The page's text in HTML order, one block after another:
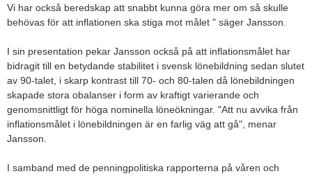
Vi har också beredskap att snabbt kunna göra mer om så skulle
behövas för att inflationen ska stiga mot målet " säger Jansson.
I sin presentation pekar Jansson också på att inflationsmålet har
bidragit till en betydande stabilitet i svensk lönebildning sedan slutet
av 90-talet, i skarp kontrast till 70- och 80-talen då lönebildningen
skapade stora obalanser i form av kraftigt varierande och
genomsnittligt för höga nominella löneökningar. "Att nu avvika från
inflationsmålet i lönebildningen är en farlig väg att gå", menar
Jansson.
I samband med de penningpolitiska rapporterna på våren och